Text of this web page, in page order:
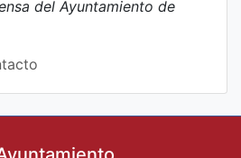
del Ayuntamiento de